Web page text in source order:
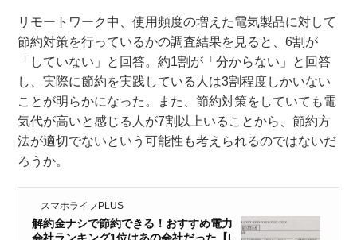
リモートワーク中、使用頻度の増えた電気製品に対して
節約対策を行っているかの調査結果を見ると、6割が
「していない」と回答。約1割が「分からない」と回答
し、実際に節約を実践している人は3割程度しかいない
ことが明らかになった。また、節約対策をしていても電
気代が高いと感じる人が7割以上いることから、節約方
法が適切でないという可能性も考えられるのではないだ
ろうか。
スマホライフPLUS
解約金ナシで節約できる！おすすめ電力
会社ランキング1位はあの会社だった【L